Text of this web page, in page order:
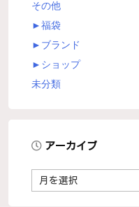
その他
► 福袋
► ブランド
► ショップ
未分類
アーカイブ
ー